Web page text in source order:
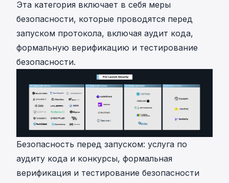
Эта категория включает в себя меры
безопасности, которые проводятся перед
запуском протокола, включая аудит кода,
формальную верификацию и тестирование
безопасности.
Безопасность перед запуском: услуга по
аудиту кода и конкурсы, формальная
верификация и тестирование безопасности